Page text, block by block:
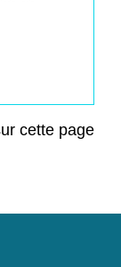
cette page